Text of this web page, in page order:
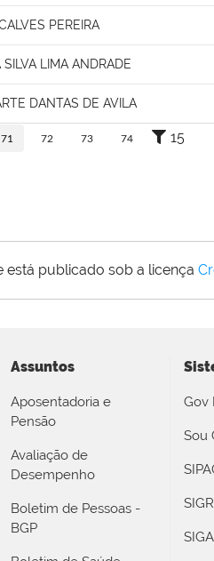
PEREIRA
LIMA ANDRADE
DANTAS DE AVILA
71 72 73 74 15
está publicado sob a licença
Assuntos
Aposentadoria e
Pensão
Avaliação de
Desempenho
Boletim de Pessoas -
BGP
Gov
Sou